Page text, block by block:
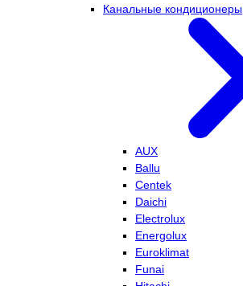
Канальные кондиционеры
AUX
Ballu
Centek
Daichi
Electrolux
Energolux
Euroklimat
Funai